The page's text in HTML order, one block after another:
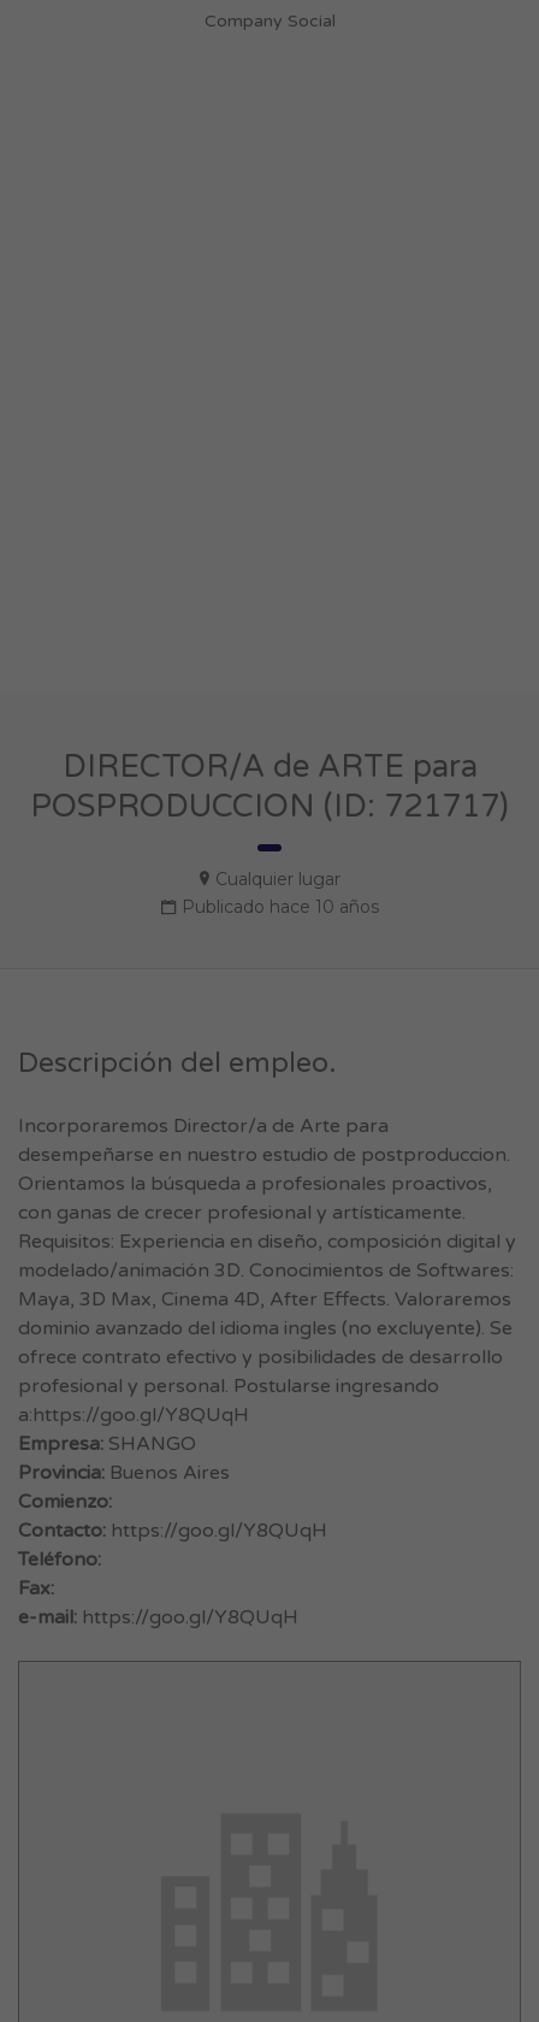
Company Social
DIRECTOR/A de ARTE para
POSPRODUCCION (ID: 721717)
Cualquier lugar
Publicado hace 10 años
Descripción del empleo.
Incorporaremos Director/a de Arte para
desempeñarse en nuestro estudio de postproduccion.
Orientamos la búsqueda a profesionales proactivos,
con ganas de crecer profesional y artísticamente.
Requisitos: Experiencia en diseño, composición digital y
modelado/animación 3D. Conocimientos de Softwares:
Maya, 3D Max, Cinema 4D, After Effects. Valoraremos
dominio avanzado del idioma ingles (no excluyente). Se
ofrece contrato efectivo y posibilidades de desarrollo
profesional y personal. Postularse ingresando
a:https://goo.gl/Y8QUqH
Empresa: SHANGO
Provincia: Buenos Aires
Comienzo:
Contacto: https://goo.gl/Y8QUqH
Teléfono:
Fax:
e-mail: https://goo.gl/Y8QUqH